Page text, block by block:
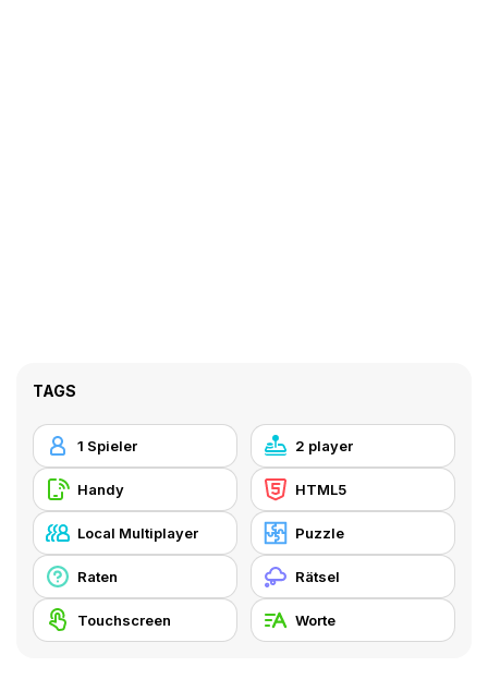
TAGS
1 Spieler 2 player
Handy HTML5
Local Multiplayer Puzzle
Raten Rätsel
Touchscreen Worte